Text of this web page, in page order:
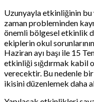
Uzunyayla etkinliğinin bu
zaman probleminden
önemli bölgesel etkinlik
ekiplerin okul
Haziran ayı başı ile 15
etkinliği sığdırmak kabil
verecektir. Bu nedenle
ikisini düzenlemek daha